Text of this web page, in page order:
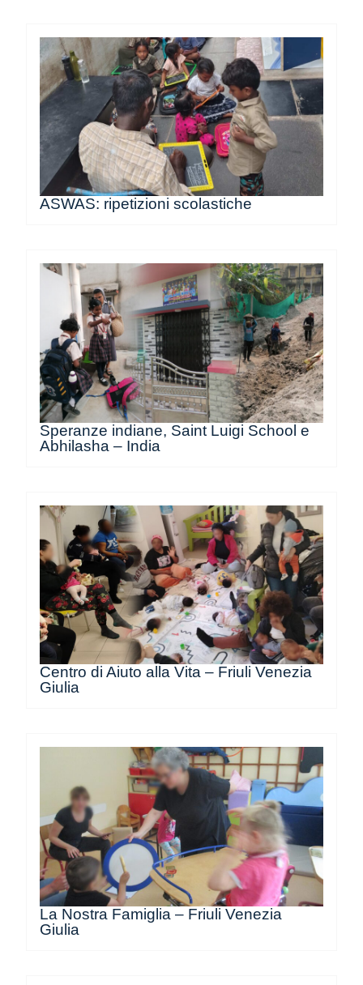
ASWAS: ripetizioni scolastiche
Speranze indiane, Saint Luigi School e
Abhilasha – India
Centro di Aiuto alla Vita – Friuli Venezia
Giulia
La Nostra Famiglia – Friuli Venezia
Giulia